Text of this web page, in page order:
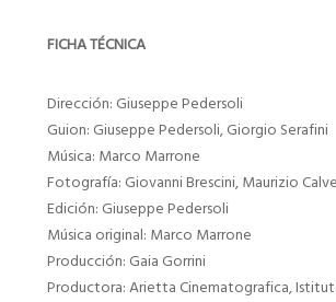
FICHA TÉCNICA
Dirección: Giuseppe Pedersoli
Guion: Giuseppe Pedersoli, Giorgio Serafini
Música: Marco Marrone
Fotografía: Giovanni Brescini, Maurizio
Edición: Giuseppe Pedersoli
Música original: Marco Marrone
Producción: Gaia Gorrini
Productora: Arietta Cinematografica,